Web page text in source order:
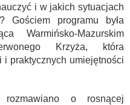
i w jakich sytuacjach
Gościem programu była
Warmińsko-Mazurskim
Krzyża, która
i praktycznych umiejętności
o rosnącej